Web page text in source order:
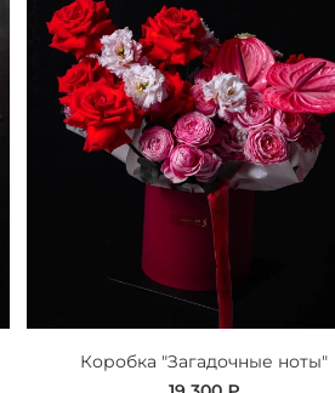
Коробка "Загадочные ноты"